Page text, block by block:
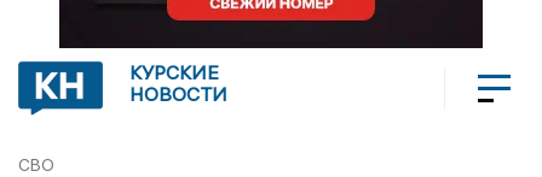
КУРСКИЕ
НОВОСТИ
СВО